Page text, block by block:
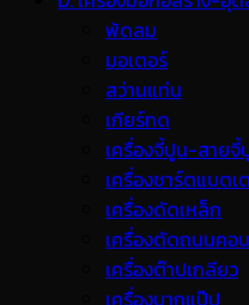
พ้ดลม
มอเตอร์
สว่านแท่น
เกียร์ทด
เครื่องจี้ปูน-สายจี้
เครื่องชาร์ตแบตเ
เครื่องดัดเหล็ก
เครื่องตัดถนนคอ
เครื่องต๊าปเกลียว
เครื่องบากแป๊ป